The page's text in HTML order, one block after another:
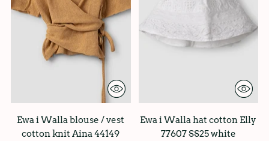
Ewa i Walla blouse / vest
cotton knit Aina 44149
Ewa i Walla hat cotton Elly
77607 SS25 white